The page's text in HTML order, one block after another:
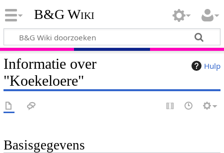
B&G Wiki
Hulp
Informatie over
"Koekeloere"
Basisgegevens